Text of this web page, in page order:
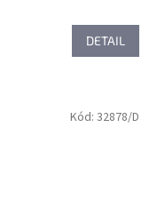
DETAIL
Kód: 32878/D